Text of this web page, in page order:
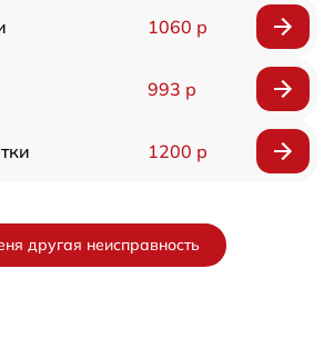
1060 р
993 р
1200 р
другая неисправность